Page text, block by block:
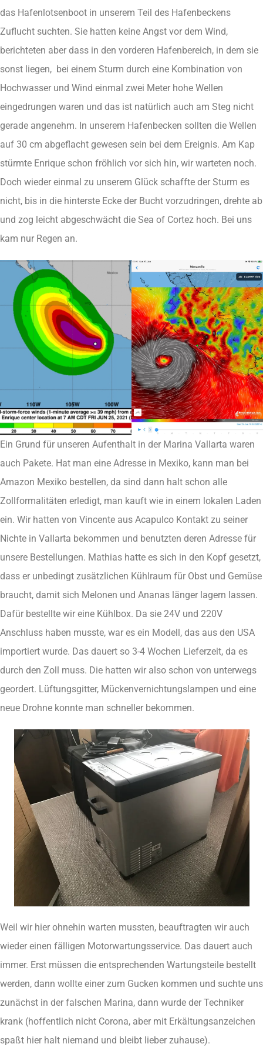
das Hafenlotsenboot in unserem Teil des Hafenbeckens
Zuflucht suchten. Sie hatten keine Angst vor dem Wind,
berichteten aber dass in den vorderen Hafenbereich, in dem sie
sonst liegen, bei einem Sturm durch eine Kombination von
Hochwasser und Wind einmal zwei Meter hohe Wellen
eingedrungen waren und das ist natürlich auch am Steg nicht
gerade angenehm. In unserem Hafenbecken sollten die Wellen
auf 30 cm abgeflacht gewesen sein bei dem Ereignis. Am Kap
stürmte Enrique schon fröhlich vor sich hin, wir warteten noch.
Doch wieder einmal zu unserem Glück schaffte der Sturm es
nicht, bis in die hinterste Ecke der Bucht vorzudringen, drehte ab
und zog leicht abgeschwächt die Sea of Cortez hoch. Bei uns
kam nur Regen an.
Ein Grund für unseren Aufenthalt in der Marina Vallarta waren
auch Pakete. Hat man eine Adresse in Mexiko, kann man bei
Amazon Mexiko bestellen, da sind dann halt schon alle
Zollformalitäten erledigt, man kauft wie in einem lokalen Laden
ein. Wir hatten von Vincente aus Acapulco Kontakt zu seiner
Nichte in Vallarta bekommen und benutzten deren Adresse für
unsere Bestellungen. Mathias hatte es sich in den Kopf gesetzt,
dass er unbedingt zusätzlichen Kühlraum für Obst und Gemüse
braucht, damit sich Melonen und Ananas länger lagern lassen.
Dafür bestellte wir eine Kühlbox. Da sie 24V und 220V
Anschluss haben musste, war es ein Modell, das aus den USA
importiert wurde. Das dauert so 3-4 Wochen Lieferzeit, da es
durch den Zoll muss. Die hatten wir also schon von unterwegs
geordert. Lüftungsgitter, Mückenvernichtungslampen und eine
neue Drohne konnte man schneller bekommen.
Weil wir hier ohnehin warten mussten, beauftragten wir auch
wieder einen fälligen Motorwartungsservice. Das dauert auch
immer. Erst müssen die entsprechenden Wartungsteile bestellt
werden, dann wollte einer zum Gucken kommen und suchte uns
zunächst in der falschen Marina, dann wurde der Techniker
krank (hoffentlich nicht Corona, aber mit Erkältungsanzeichen
spaßt hier halt niemand und bleibt lieber zuhause).